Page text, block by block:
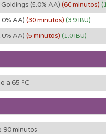
(5.0% AA) (60 minutos)
AA) (30 minutos) (3.9 IBU)
AA) (5 minutos) (1.0 IBU)
a 65 ºC
90 minutos